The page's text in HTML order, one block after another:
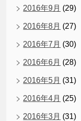
2016年9月 (29)
2016年8月 (27)
2016年7月 (30)
2016年6月 (28)
2016年5月 (31)
2016年4月 (25)
2016年3月 (31)